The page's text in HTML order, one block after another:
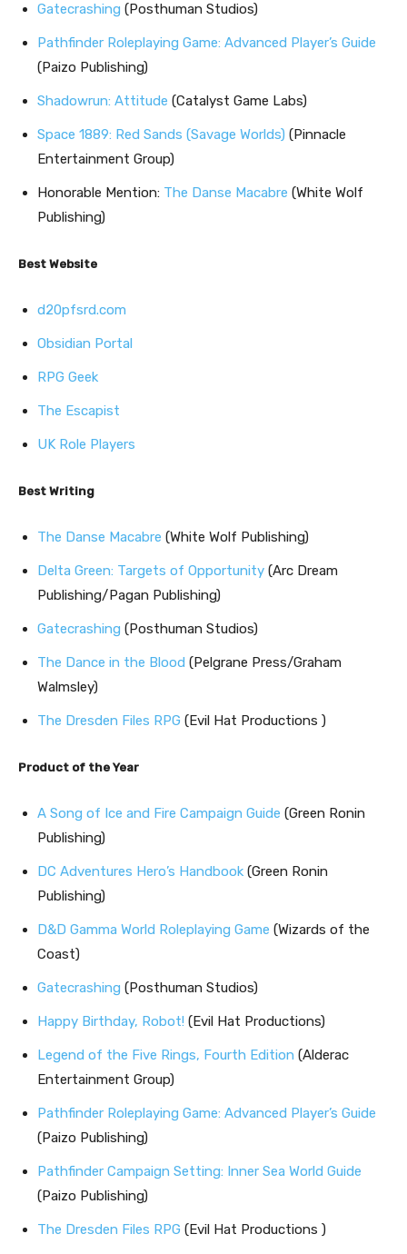
Gatecrashing (Posthuman Studios)
Pathfinder Roleplaying Game: Advanced Player’s Guide
(Paizo Publishing)
Shadowrun: Attitude (Catalyst Game Labs)
Space 1889: Red Sands (Savage Worlds) (Pinnacle
Entertainment Group)
Honorable Mention: The Danse Macabre (White Wolf
Publishing)
Best Website
d20pfsrd.com
Obsidian Portal
RPG Geek
The Escapist
UK Role Players
Best Writing
The Danse Macabre (White Wolf Publishing)
Delta Green: Targets of Opportunity (Arc Dream
Publishing/Pagan Publishing)
Gatecrashing (Posthuman Studios)
The Dance in the Blood (Pelgrane Press/Graham
Walmsley)
The Dresden Files RPG (Evil Hat Productions )
Product of the Year
A Song of Ice and Fire Campaign Guide (Green Ronin
Publishing)
DC Adventures Hero’s Handbook (Green Ronin
Publishing)
D&D Gamma World Roleplaying Game (Wizards of the
Coast)
Gatecrashing (Posthuman Studios)
Happy Birthday, Robot! (Evil Hat Productions)
Legend of the Five Rings, Fourth Edition (Alderac
Entertainment Group)
Pathfinder Roleplaying Game: Advanced Player’s Guide
(Paizo Publishing)
Pathfinder Campaign Setting: Inner Sea World Guide
(Paizo Publishing)
The Dresden Files RPG (Evil Hat Productions )